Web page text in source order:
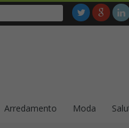
Arredamento Moda